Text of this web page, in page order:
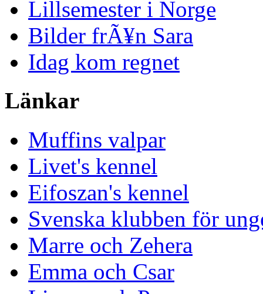
Lillsemester i Norge
Bilder frÃ¥n Sara
Idag kom regnet
Länkar
Muffins valpar
Livet's kennel
Eifoszan's kennel
Svenska klubben för
Marre och Zehera
Emma och Csar